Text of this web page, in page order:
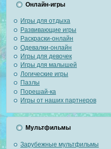
Онлайн-игры
Игры для отдыха
Развивающие игры
Раскраски-онлайн
Одевалки-онлайн
Игры для девочек
Игры для малышей
Логические игры
Пазлы
Порешай-ка
Игры от наших партнеров
Мультфильмы
Зарубежные мультфильмы